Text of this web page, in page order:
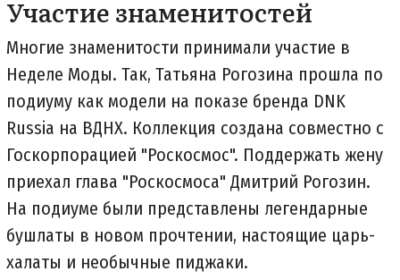
Участие знаменитостей
Многие знаменитости принимали участие в
Неделе Моды. Так, Татьяна Рогозина прошла по
подиуму как модели на показе бренда DNK
Russia на ВДНХ. Коллекция создана совместно с
Госкорпорацией "Роскосмос". Поддержать жену
приехал глава "Роскосмоса" Дмитрий Рогозин.
На подиуме были представлены легендарные
бушлаты в новом прочтении, настоящие царь-
халаты и необычные пиджаки.